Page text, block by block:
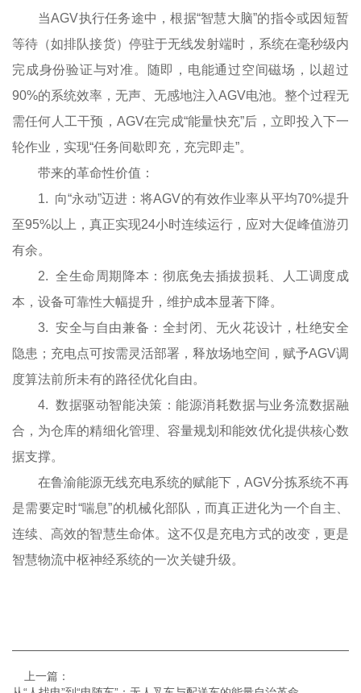
当AGV执行任务途中，根据“智慧大脑”的指令或因短暂
等待（如排队接货）停驻于无线发射端时，系统在毫秒级内
完成身份验证与对准。随即，电能通过空间磁场，以超过
90%的系统效率，无声、无感地注入AGV电池。整个过程无
需任何人工干预，AGV在完成“能量快充”后，立即投入下一
轮作业，实现“任务间歇即充，充完即走”。
带来的革命性价值：
1. 向“永动”迈进：将AGV的有效作业率从平均70%提升
至95%以上，真正实现24小时连续运行，应对大促峰值游刃
有余。
2. 全生命周期降本：彻底免去插拔损耗、人工调度成
本，设备可靠性大幅提升，维护成本显著下降。
3. 安全与自由兼备：全封闭、无火花设计，杜绝安全
隐患；充电点可按需灵活部署，释放场地空间，赋予AGV调
度算法前所未有的路径优化自由。
4. 数据驱动智能决策：能源消耗数据与业务流数据融
合，为仓库的精细化管理、容量规划和能效优化提供核心数
据支撑。
在鲁渝能源无线充电系统的赋能下，AGV分拣系统不再
是需要定时“喘息”的机械化部队，而真正进化为一个自主、
连续、高效的智慧生命体。这不仅是充电方式的改变，更是
智慧物流中枢神经系统的一次关键升级。
上一篇：